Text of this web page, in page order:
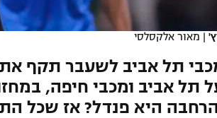
| מאור אלקסלסי
תל אביב לשעבר תקף
תל אביב ומכבי חיפה,
היא פנדל? אז שכל